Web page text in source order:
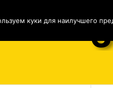
куки для наилучшего